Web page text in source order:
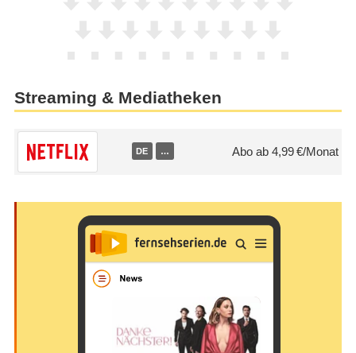
Streaming & Mediatheken
DE … Abo ab 4,99 €/Monat